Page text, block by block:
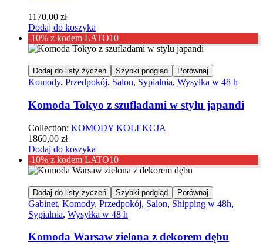
1170,00 zł
Dodaj do koszyka
-10% z kodem LATO10
Dodaj do listy życzeń Szybki podgląd Porównaj
Komody, Przedpokój, Salon, Sypialnia, Wysyłka w 48 h
Komoda Tokyo z szufladami w stylu japandi
Collection: KOMODY KOLEKCJA
1860,00 zł
Dodaj do koszyka
-10% z kodem LATO10
Dodaj do listy życzeń Szybki podgląd Porównaj
Gabinet, Komody, Przedpokój, Salon, Shipping w 48h,
Sypialnia, Wysyłka w 48 h
Komoda Warsaw zielona z dekorem dębu